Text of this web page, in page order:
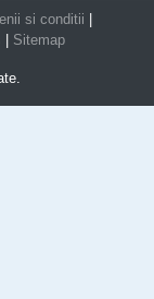
si conditii
Sitemap